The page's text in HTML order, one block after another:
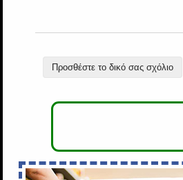
Προσθέστε το δικό σας σχόλιο